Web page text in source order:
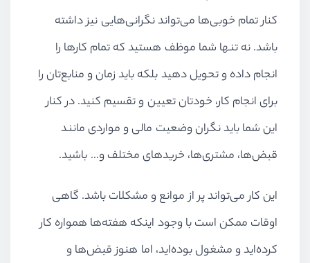
کنار تمام خوبی‌ها می‌تواند نگرانی‌هایی نیز داشته
باشد. نه تنها شما موظف هستید که تمام کارها را
انجام داده و تحویل دهید بلکه باید زمان و منابع‌تان را
برای انجام کار، خودتان تعیین و تقسیم کنید. در کنار
این شما باید نگران وضعیت مالی و مواردی مانند
قبض‌ها، مشتری‌ها، خریدهای مختلف و… باشید.
این کار می‌تواند پر از موانع و مشکلات باشد. گاهی
اوقات ممکن است با وجود اینکه هفته‌ها همواره کار
کرده‌اید و مشغول بوده‌اید، اما هنوز قبض‌ها و